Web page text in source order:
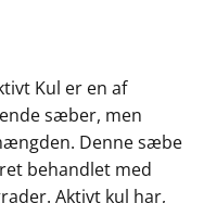
Kul er en af
sæber, men
Denne sæbe
behandlet med
Aktivt kul har,